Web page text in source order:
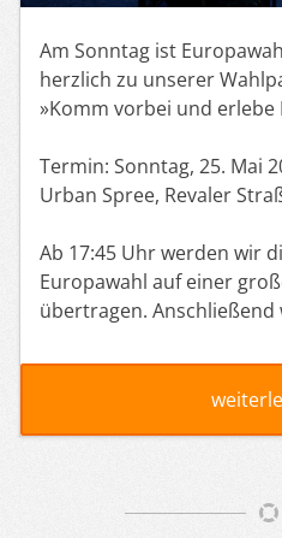
Am Sonntag ist
herzlich zu unserer
»Komm vorbei und erlebe
Termin: Sonntag, 25. Mai
Urban Spree, Revaler
Ab 17:45 Uhr werden wir
Europawahl auf einer
übertragen.